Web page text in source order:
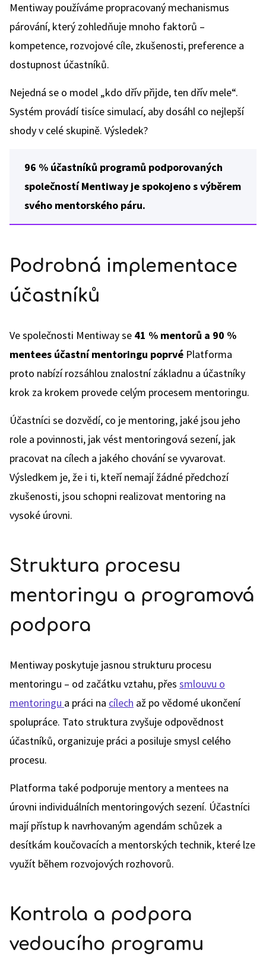
Mentiway používáme propracovaný mechanismus
párování, který zohledňuje mnoho faktorů –
kompetence, rozvojové cíle, zkušenosti, preference a
dostupnost účastníků.
Nejedná se o model „kdo dřív přijde, ten dřív mele“.
Systém provádí tisíce simulací, aby dosáhl co nejlepší
shody v celé skupině. Výsledek?
96 % účastníků programů podporovaných
společností Mentiway je spokojeno s výběrem
svého mentorského páru.
Podrobná implementace
účastníků
Ve společnosti Mentiway se 41 % mentorů a 90 %
mentees účastní mentoringu poprvé Platforma
proto nabízí rozsáhlou znalostní základnu a účastníky
krok za krokem provede celým procesem mentoringu.
Účastníci se dozvědí, co je mentoring, jaké jsou jeho
role a povinnosti, jak vést mentoringová sezení, jak
pracovat na cílech a jakého chování se vyvarovat.
Výsledkem je, že i ti, kteří nemají žádné předchozí
zkušenosti, jsou schopni realizovat mentoring na
vysoké úrovni.
Struktura procesu
mentoringu a programová
podpora
Mentiway poskytuje jasnou strukturu procesu
mentoringu – od začátku vztahu, přes smlouvu o
mentoringu a práci na cílech až po vědomé ukončení
spolupráce. Tato struktura zvyšuje odpovědnost
účastníků, organizuje práci a posiluje smysl celého
procesu.
Platforma také podporuje mentory a mentees na
úrovni individuálních mentoringových sezení. Účastníci
mají přístup k navrhovaným agendám schůzek a
desítkám koučovacích a mentorských technik, které lze
využít během rozvojových rozhovorů.
Kontrola a podpora
vedoucího programu